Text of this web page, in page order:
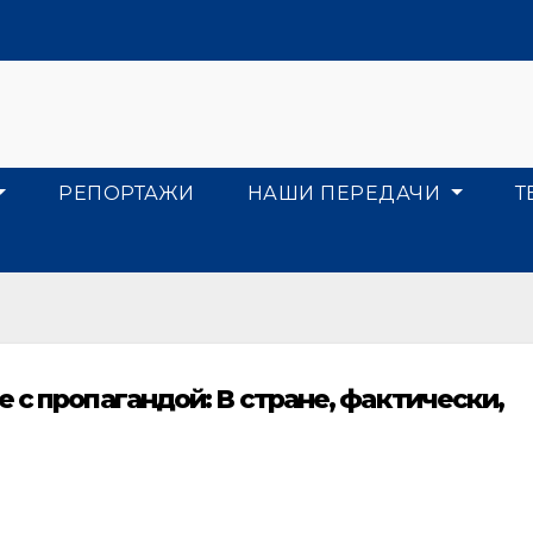
РЕПОРТАЖИ НАШИ ПЕРЕДАЧИ
пропагандой: В стране, фактически,